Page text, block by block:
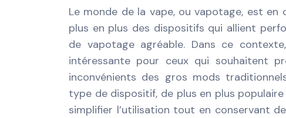
Le monde de la vape, ou vapotage, est
plus en plus des dispositifs qui allient
de vapotage agréable. Dans ce
intéressante pour ceux qui souhaitent
inconvénients des gros mods
type de dispositif, de plus en plus
simplifier l’utilisation tout en conservant